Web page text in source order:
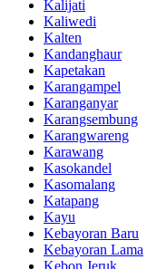
Kalijati
Kaliwedi
Kalten
Kandanghaur
Kapetakan
Karangampel
Karanganyar
Karangsembung
Karangwareng
Karawang
Kasokandel
Kasomalang
Katapang
Kayu
Kebayoran Baru
Kebayoran Lama
Kebon Jeruk